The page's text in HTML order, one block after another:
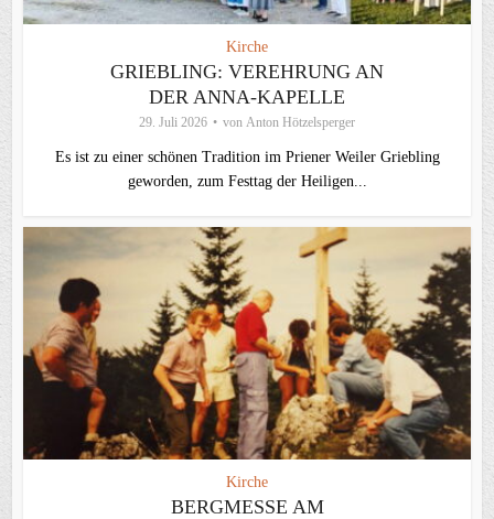
Kirche
GRIEBLING: VEREHRUNG AN
DER ANNA-KAPELLE
29. Juli 2026 von Anton Hötzelsperger
Es ist zu einer schönen Tradition im Priener Weiler Griebling
geworden, zum Festtag der Heiligen...
Kirche
BERGMESSE AM